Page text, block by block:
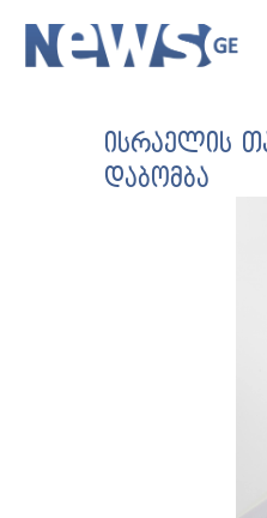
ისრაელის
დაბომბა